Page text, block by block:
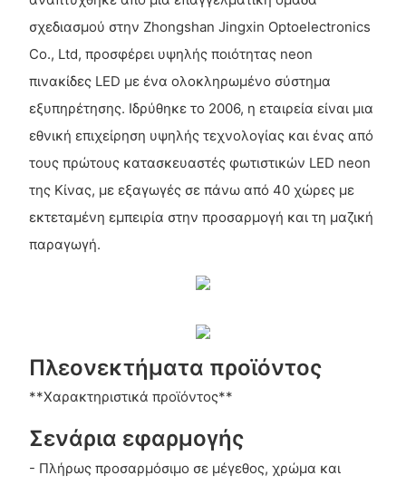
σχεδιασμού στην Zhongshan Jingxin Optoelectronics
Co., Ltd, προσφέρει υψηλής ποιότητας neon
πινακίδες LED με ένα ολοκληρωμένο σύστημα
εξυπηρέτησης. Ιδρύθηκε το 2006, η εταιρεία είναι μια
εθνική επιχείρηση υψηλής τεχνολογίας και ένας από
τους πρώτους κατασκευαστές φωτιστικών LED neon
της Κίνας, με εξαγωγές σε πάνω από 40 χώρες με
εκτεταμένη εμπειρία στην προσαρμογή και τη μαζική
παραγωγή.
Πλεονεκτήματα προϊόντος
**Χαρακτηριστικά προϊόντος**
Σενάρια εφαρμογής
- Πλήρως προσαρμόσιμο σε μέγεθος, χρώμα και